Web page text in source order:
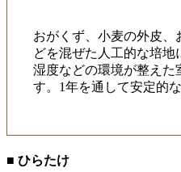
おがくず、小麦の外皮、
どを混ぜた人工的な培
湿度などの環境が整えた
す。1年を通して安定的
■ ひらたけ